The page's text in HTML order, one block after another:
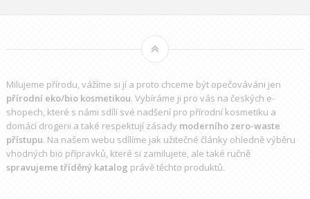
Milujeme přírodu, vážíme si jí a proto chceme být opečováváni jen
přírodní eko/bio kosmetikou. Vybíráme ji pro vás na českých e-
shopech, které s námi sdílí své nadšení pro přírodní kosmetiku a
domácí drogerii a také respektují zásady moderního zero-waste
přístupu. Na našem webu sdílíme jak užitečné články ohledně výběru
vhodných bio přípravků, které si zamilujete, ale také ručně
spravujeme tříděný katalog právě těchto produktů.